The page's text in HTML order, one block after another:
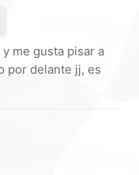
me gusta pisar a
por delante jj, es